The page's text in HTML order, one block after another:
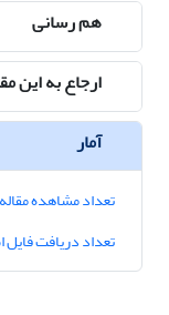
هم رسانی
ارجاع به این
آمار
تعداد مشاهده مقاله
تعداد دریافت فایل